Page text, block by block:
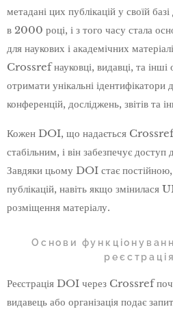
метадані цих публікацій у своїй
в 2000 році, і з того часу стала
для наукових і академічних
Crossref науковці, видавці, та інші
отримати унікальні ідентифікатори
конференцій, досліджень, звітів та
Кожен DOI, що надається Crossref,
стабільним, і він забезпечує доступ
Завдяки цьому DOI стає
публікацій, навіть якщо змінилася
розміщення матеріалу.
Основи
Реєстрація DOI через Crossref
видавець або організація подає